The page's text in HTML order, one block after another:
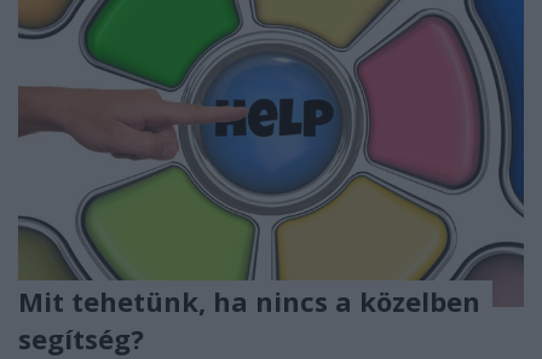
Mit tehetünk, ha nincs a közelben
segítség?